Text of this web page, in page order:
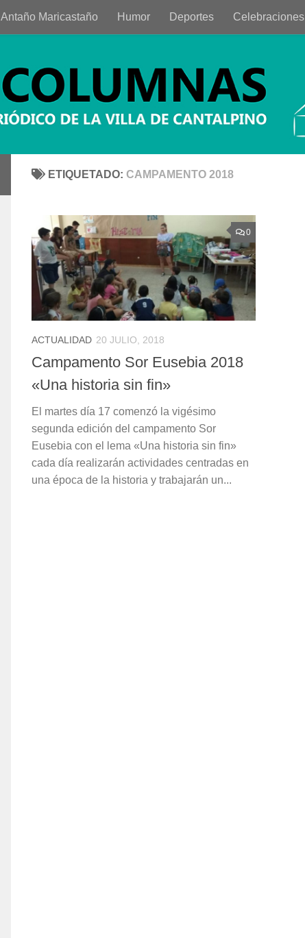
Antaño Maricastaño Humor Deportes Celebraciones
ETIQUETADO: CAMPAMENTO 2018
0
ACTUALIDAD 20 JULIO, 2018
Campamento Sor Eusebia 2018
«Una historia sin fin»
El martes día 17 comenzó la vigésimo
segunda edición del campamento Sor
Eusebia con el lema «Una historia sin fin»
cada día realizarán actividades centradas en
una época de la historia y trabajarán un...